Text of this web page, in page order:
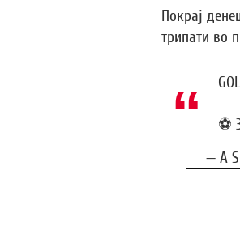
Покрај
трипати во
⚽️
— A